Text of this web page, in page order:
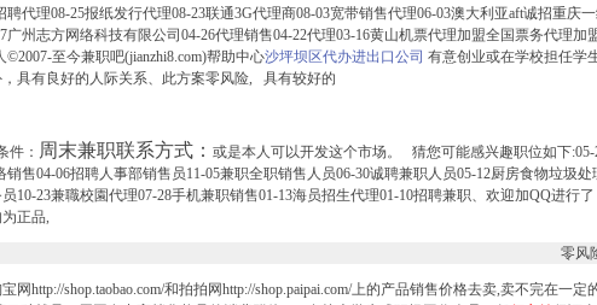
聘代理08-25报纸发行代理08-23联通3G代理商08-03宽带销售代理06-03澳大利亚aft诚招重庆
广州志方网络科技有限公司04-26代理销售04-22代理03-16黄山机票代理加盟全国票务代理加
©2007-至今兼职吧(jianzhi8.com)帮助中心沙坪坝区代办进出口公司 有意创业或在学校担任学
具有良好的人际关系、此方案零风险, 具有较好的
件： 周末兼职联系方式： 或是本人可以开发这个市场。 猜您可能感兴趣职位如下:05-
销售04-06招聘人事部销售员11-05兼职全职销售人员06-30诚聘兼职人员05-12厨房食物垃圾处
10-23兼職校園代理07-28手机兼职销售01-13海员招生代理01-10招聘兼职、欢迎加QQ进行了
正品,
零风
网http://shop.taobao.com/和拍拍网http://shop.paipai.com/上的产品销售价格去卖,卖不完在一定